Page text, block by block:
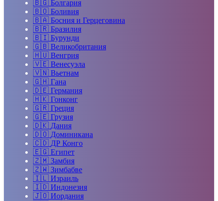
🇧🇬 Болгария
🇧🇴 Боливия
🇧🇦 Босния и Герцеговина
🇧🇷 Бразилия
🇧🇮 Бурунди
🇬🇧 Великобритания
🇭🇺 Венгрия
🇻🇪 Венесуэла
🇻🇳 Вьетнам
🇬🇭 Гана
🇩🇪 Германия
🇭🇰 Гонконг
🇬🇷 Греция
🇬🇪 Грузия
🇩🇰 Дания
🇩🇴 Доминикана
🇨🇩 ДР Конго
🇪🇬 Египет
🇿🇲 Замбия
🇿🇼 Зимбабве
🇮🇱 Израиль
🇮🇩 Индонезия
🇯🇴 Иордания